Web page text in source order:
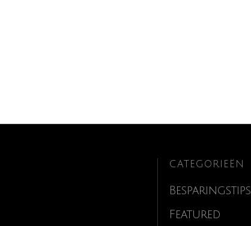
CATEGORIEËN
Besparingstips
Featured